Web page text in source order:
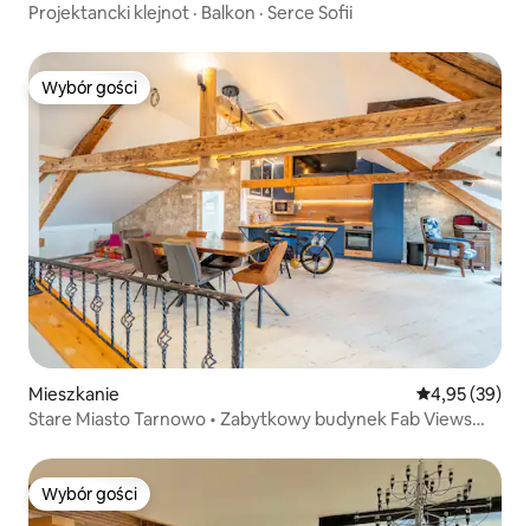
Projektancki klejnot · Balkon · Serce Sofii
Wybór gości
Wybór gości
Mieszkanie Średnia
4,95 (39)
Stare Miasto Tarnowo • Zabytkowy budynek Fab Views
Wybór gości
Wybór gości